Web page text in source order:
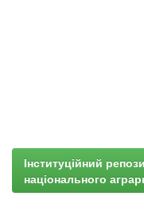
Інституційний
національного